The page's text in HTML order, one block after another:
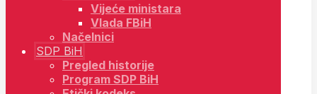
Vijeće ministara
Vlada FBiH
Načelnici
SDP BiH
Pregled historije
Program SDP BiH